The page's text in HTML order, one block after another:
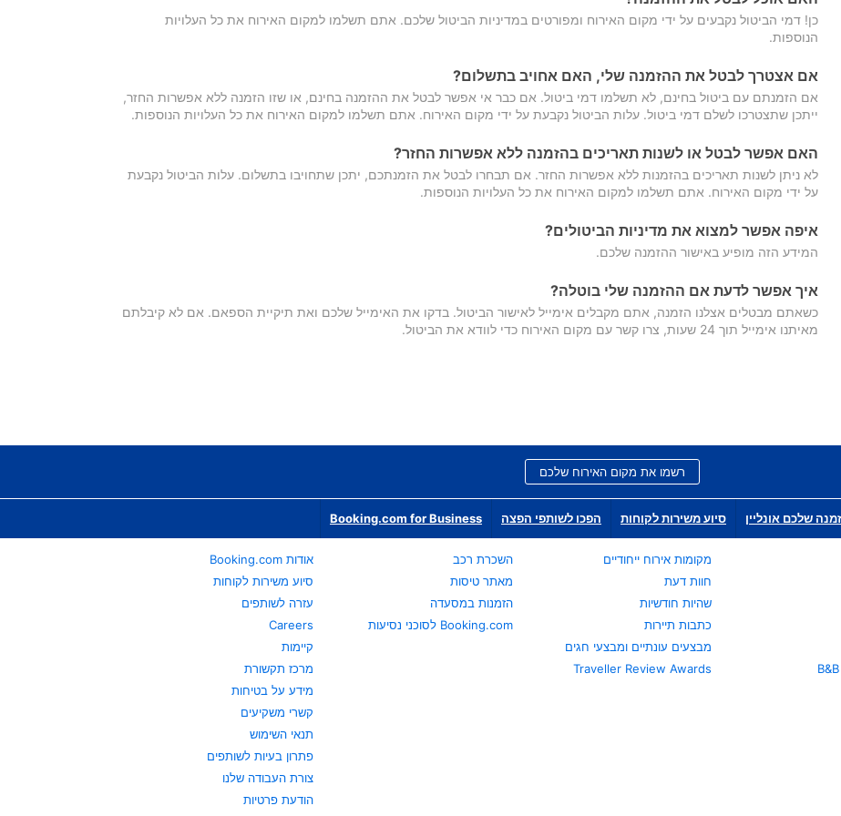
כן! דמי הביטול נקבעים על ידי מקום האירוח ומפורטים במדיניות הביטול שלכם. אתם תשלמו למקום האירוח את כל העלויות
הנוספות.
אם אצטרך לבטל את ההזמנה שלי, האם אחויב בתשלום?
אם הזמנתם עם ביטול בחינם, לא תשלמו דמי ביטול. אם כבר אי אפשר לבטל את ההזמנה בחינם, או שזו הזמנה ללא אפשרות החזר,
ייתכן שתצטרכו לשלם דמי ביטול. עלות הביטול נקבעת על ידי מקום האירוח. אתם תשלמו למקום האירוח את כל העלויות הנוספות.
האם אפשר לבטל או לשנות תאריכים בהזמנה ללא אפשרות החזר?
לא ניתן לשנות תאריכים בהזמנות ללא אפשרות החזר. אם תבחרו לבטל את הזמנתכם, יתכן שתחויבו בתשלום. עלות הביטול נקבעת
על ידי מקום האירוח. אתם תשלמו למקום האירוח את כל העלויות הנוספות.
איפה אפשר למצוא את מדיניות הביטולים?
המידע הזה מופיע באישור ההזמנה שלכם.
איך אפשר לדעת אם ההזמנה שלי בוטלה?
כשאתם מבטלים אצלנו הזמנה, אתם מקבלים אימייל לאישור הביטול. בדקו את האימייל שלכם ואת תיקיית הספאם. אם לא קיבלתם
מאיתנו אימייל תוך 24 שעות, צרו קשר עם מקום האירוח כדי לוודא את הביטול.
רשמו את מקום האירוח שלכם
שלכם אונליין סיוע משירות לקוחות הפכו לשותפי הפצה Booking.com for Business
מקומות אירוח ייחודיים
חוות דעת
שהיות חודשיות
כתבות תיירות
מבצעים עונתיים ומבצעי חגים
Traveller Review Awards
השכרת רכב
מאתר טיסות
הזמנות במסעדה
Booking.com לסוכני נסיעות
אודות Booking.com
סיוע משירות לקוחות
עזרה לשותפים
Careers
קיימות
מרכז תקשורת
מידע על בטיחות
קשרי משקיעים
תנאי השימוש
פתרון בעיות לשותפים
צורת העבודה שלנו
הודעת פרטיות